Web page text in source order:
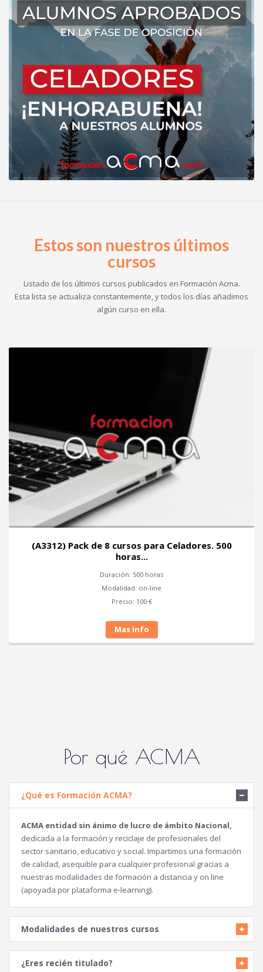
Estos son nuestros últimos
cursos
Listado de los últimos cursos publicados en Formación Acma.
Esta lista se actualiza constantemente, y todos los días añadimos
algún curso en ella.
para Celadores. 500
(A3311) Pack de 7
Por qué ACMA
¿Qué es Formación ACMA?
ACMA entidad sin ánimo de lucro de ámbito Nacional,
dedicada a la formación y reciclaje de profesionales del
sector sanitario, educativo y social. Impartimos una formación
de calidad, asequible para cualquier profesional gracias a
nuestras modalidades de formación a distancia y on line
(apoyada por plataforma e-learning).
Modalidades de nuestros cursos
¿Eres recién titulado?